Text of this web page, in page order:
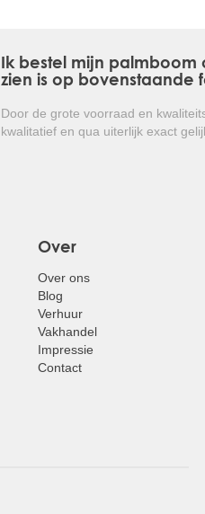
voor plaatsing ins ons klimaat.
onderhoud vergt!
Ik bestel mijn
zien is op bovenstaande
Door de grote voorraad en
kwalitatief en qua uiterlijk exact
Over
Over ons
Blog
Verhuur
Vakhandel
Impressie
Contact